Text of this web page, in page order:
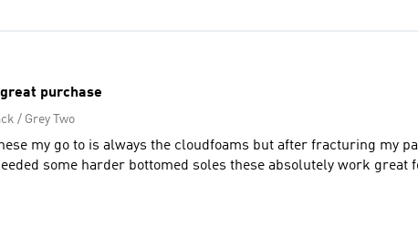
purchase
/ Grey Two
my go to is always the cloudfoams but after fracturing my
some harder bottomed soles these absolutely work great